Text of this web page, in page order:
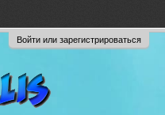
Войти или зарегистрироваться